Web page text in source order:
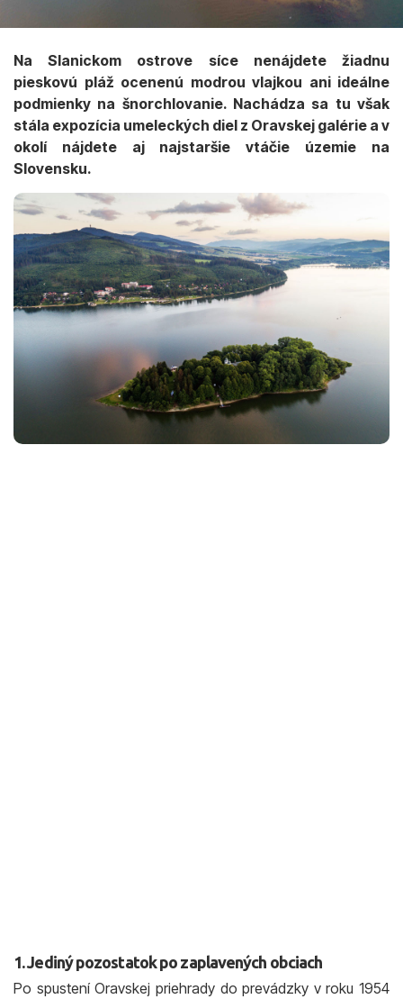
Na Slanickom ostrove síce nenájdete žiadnu
pieskovú pláž ocenenú modrou vlajkou ani ideálne
podmienky na šnorchlovanie. Nachádza sa tu však
stála expozícia umeleckých diel z Oravskej galérie a v
okolí nájdete aj najstaršie vtáčie územie na
Slovensku.
1. Jediný pozostatok po zaplavených obciach
Po spustení Oravskej priehrady do prevádzky v roku 1954